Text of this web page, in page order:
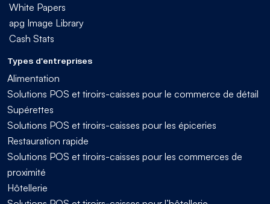
White Papers
apg Image Library
Cash Stats
Types d'entreprises
Alimentation
Solutions POS et tiroirs-caisses pour le commerce de détail
Supérettes
Solutions POS et tiroirs-caisses pour les épiceries
Restauration rapide
Solutions POS et tiroirs-caisses pour les commerces de
proximité
Hôtellerie